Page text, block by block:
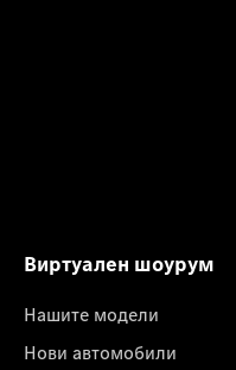
Виртуален шоурум
Нашите модели
Нови автомобили